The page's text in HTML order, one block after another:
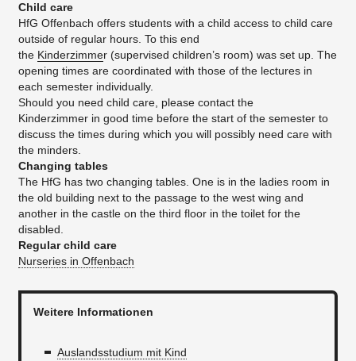
Child care
HfG Offenbach offers students with a child access to child care
outside of regular hours. To this end
the Kinderzimmer (supervised children’s room) was set up. The
opening times are coordinated with those of the lectures in
each semester individually.
Should you need child care, please contact the
Kinderzimmer in good time before the start of the semester to
discuss the times during which you will possibly need care with
the minders.
Changing tables
The HfG has two changing tables. One is in the ladies room in
the old building next to the passage to the west wing and
another in the castle on the third floor in the toilet for the
disabled.
Regular child care
Nurseries in Offenbach
Weitere Informationen
Auslandsstudium mit Kind